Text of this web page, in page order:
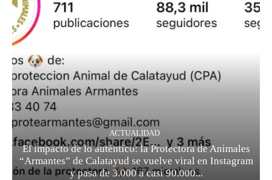
ACTUALIDAD
El impacto de lo auténtico: la Protectora de Animales
“Armantes” de Calatayud se vuelve viral en Instagram
y pasa de 3.000 a casi 90.000...